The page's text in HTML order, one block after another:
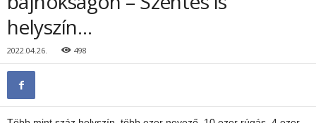
helyszín…
2022.04.26. 498